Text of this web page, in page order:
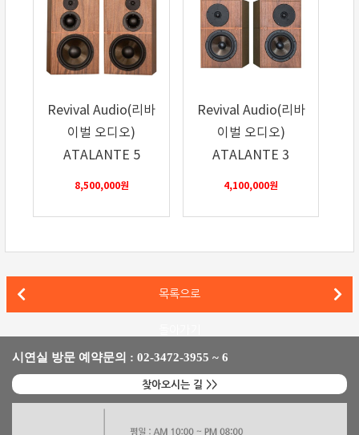
Revival Audio(리바
이벌 오디오)
ATALANTE 5
8,500,000원
Revival Audio(리바
이벌 오디오)
ATALANTE 3
4,100,000원
야마하(Yamaha) 네트워크 인티앰프 R-N2000A 입고 및 전시
야마하(Yamaha) NS-2000A 플로어스탠딩 스피커 입고 및 전시
목록으로
시연실 방문 예약문의 : 02-3472-3955 ~ 6
찾아오시는 길 >>